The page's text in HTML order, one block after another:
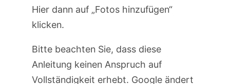
Hier dann auf „Fotos hinzufügen“
klicken.
Bitte beachten Sie, dass diese
Anleitung keinen Anspruch auf
Vollständigkeit erhebt. Google ändert